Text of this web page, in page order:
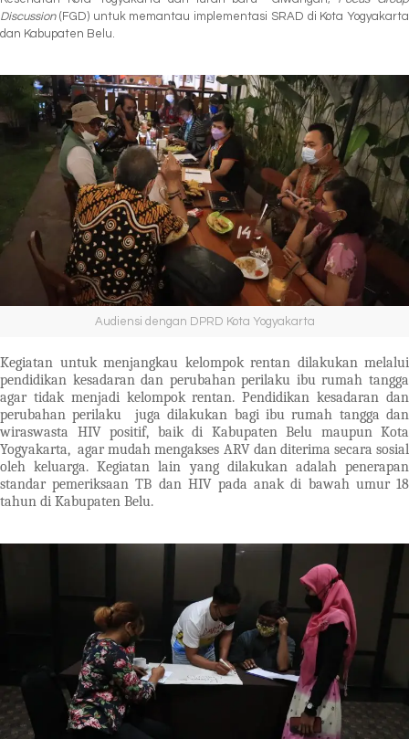
Discussion(FGD) untuk memantau implementasi SRAD di Kota Yogyakarta
dan Kabupaten Belu.
Audiensi dengan DPRD Kota Yogyakarta
Kegiatan untuk menjangkau kelompok rentan dilakukan melalui
pendidikan kesadaran dan perubahan perilaku ibu rumah tangga
agar tidak menjadi kelompok rentan. Pendidikan kesadaran dan
perubahan perilaku juga dilakukan bagi ibu rumah tangga dan
wiraswasta HIV positif, baik di Kabupaten Belu maupun Kota
Yogyakarta, agar mudah mengakses ARV dan diterima secara sosial
oleh keluarga. Kegiatan lain yang dilakukan adalah penerapan
standar pemeriksaan TB dan HIV pada anak di bawah umur 18
tahun di Kabupaten Belu.